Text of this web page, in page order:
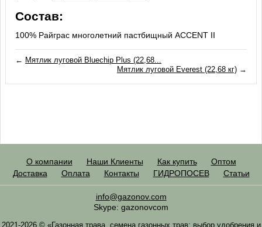
Состав:
100% Райграс многолетний пастбищный ACCENT II
← Мятлик луговой Bluechip Plus (22,68...
Мятлик луговой Everest (22,68 кг)→
О компании Наши Клиенты Как купить
Оптом
Доставка
Оплата Контакты ГИДРОПОСЕВ Статьи
info@gazonov.com
Skype: gazonovcom
2021-2026 © «Газонная трава, семена газонных трав: выбор удобрения и